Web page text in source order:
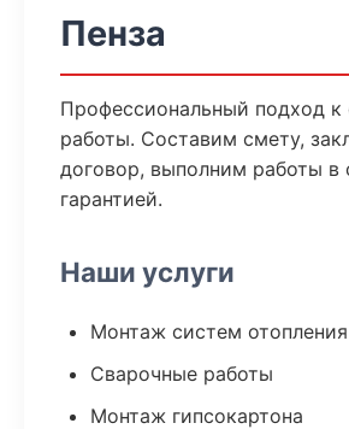
Пенза
Профессиональный подход к
работы. Составим смету,
договор, выполним работы в
гарантией.
Наши услуги
Монтаж систем отопления
Сварочные работы
Монтаж гипсокартона